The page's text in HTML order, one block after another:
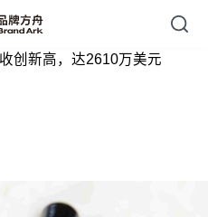
创新高，达2610万美元